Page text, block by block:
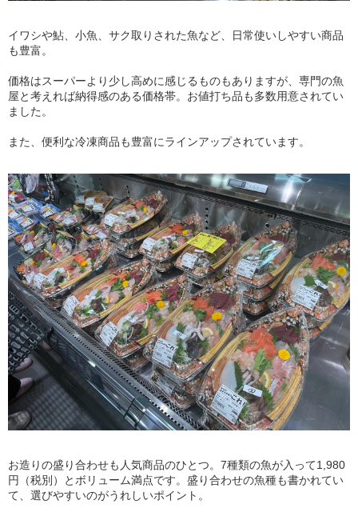
イワシや鮎、小魚、サク取りされた魚など、日常使いしやすい商品
も豊富。
価格はスーパーより少し高めに感じるものもありますが、専門の魚
屋と考えれば納得感のある価格帯。お値打ち品も多数用意されてい
ました。
また、便利な冷凍商品も豊富にラインアップされています。
お造りの盛り合わせも人気商品のひとつ。7種類の魚が入って1,980
円（税別）とボリューム満点です。盛り合わせの魚種も書かれてい
て、選びやすいのがうれしいポイント。